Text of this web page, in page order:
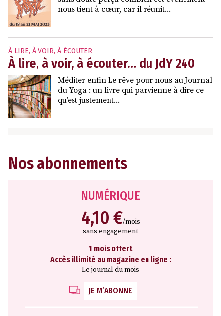
nous tient à cœur, car il réunit...
À LIRE, À VOIR, À ÉCOUTER
À lire, à voir, à écouter… du JdY 240
Méditer enfin Le rêve pour nous au Journal
du Yoga : un livre qui parvienne à dire ce
qu’est justement...
Nos abonnements
NUMÉRIQUE
4,10 €/mois
sans engagement
1 mois offert
Accès illimité au magazine en ligne :
Le journal du mois
JE M’ABONNE